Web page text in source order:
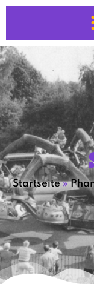
Startseite»